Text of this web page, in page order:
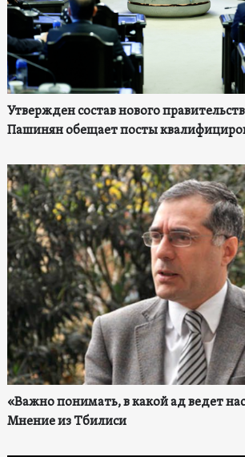
Утвержден состав нового
Пашинян обещает посты
«Важно понимать, в какой ад ведет
Мнение из Тбилиси